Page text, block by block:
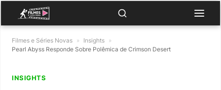
Filmes e Séries Novas » Insights »
Pearl Abyss Responde Sobre Polêmica de Crimson Desert
INSIGHTS